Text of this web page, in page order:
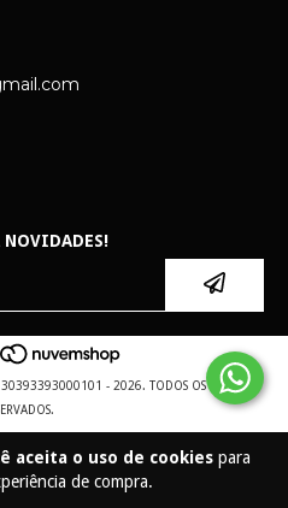
aceita o uso de cookiespara
de compra.
NOVIDADES!
30393393000101 - 2026. TODOS OS DIREITOS